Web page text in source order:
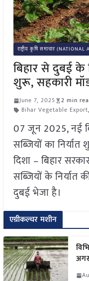
राष्ट्रीय कृषि समाचार
बिहार से दुबई के
शुरू, सहकारी
June 7, 2025
2 min
Bihar Vegetable Export,
07 जून 2025, नई
सब्जियों का
दिशा – बिहार
सब्जियों के
दुबई भेजा है।
एग्रीकल्चर मशीन